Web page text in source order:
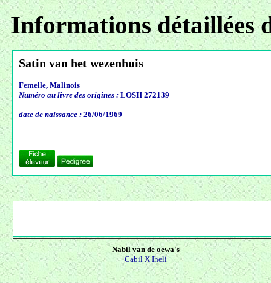
Informations détaillées
Satin van het wezenhuis
Femelle, Malinois
Numéro au livre des origines : LOSH 272139
date de naissance : 26/06/1969
Nabil van de oewa's
Cabil X Iheli